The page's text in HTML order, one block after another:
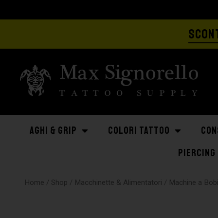
AGHI & GRIP COLORI TATTOO
PIERCING
Home / Shop / Macchinette & Alimentatori / Machine a